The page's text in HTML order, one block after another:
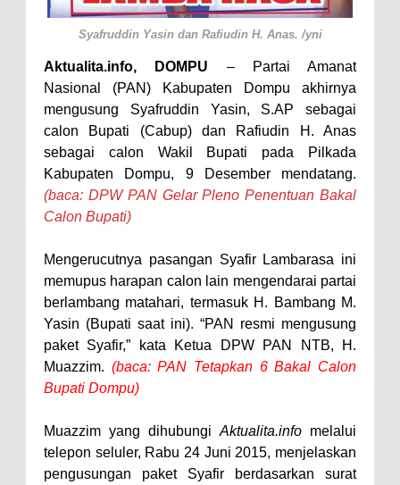
Perkuat Soliditas-Sinergi,
Kapolres Bima Silaturahmi ke
Kejari dan Kodim 1608
Nobar Piala Dunia Argentina vs
Inggris, Polres Bima Pererat
Silaturahmi dengan Masyarakat
Antusiasnya Warga dan Polisi
Nobar Bareng Laga Prancis vs
Pembangunan RSUD Kota Bima,
Pastikan Pemindahan Layanan
Berjalan Bertahap
Wali Kota Bima Tinjau Rumah
Warga Tidak Layak Huni di
Syafruddin Yasin dan Rafiudin H. Anas./yni
Aktualita.info, DOMPU – Partai Amanat
Nasional (PAN) Kabupaten Dompu akhirnya
mengusung Syafruddin Yasin, S.AP sebagai
calon Bupati (Cabup) dan Rafiudin H. Anas
sebagai calon Wakil Bupati pada Pilkada
Kabupaten Dompu, 9 Desember mendatang.
(baca: DPW PAN Gelar Pleno Penentuan Bakal
Calon Bupati)
Mengerucutnya pasangan Syafir
Lambarasa ini
memupus harapan calon lain mengendarai partai
berlambang matahari, termasuk H. Bambang M.
Yasin (Bupati saat ini). “PAN resmi mengusung
paket Syafir,” kata Ketua DPW PAN NTB, H.
Muazzim. (baca: PAN Tetapkan 6 Bakal Calon
Bupati Dompu)
Muazzim yang dihubungi Aktualita.info melalui
telepon seluler, Rabu 24 Juni 2015, menjelaskan
pengusungan paket Syafir berdasarkan surat